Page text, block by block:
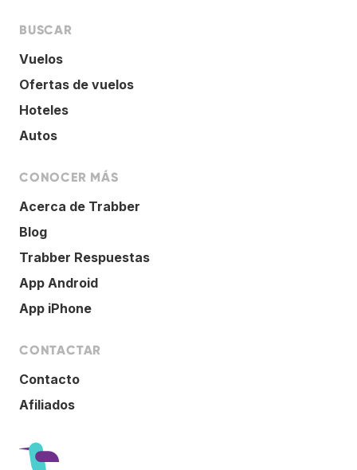
BUSCAR
Vuelos
Ofertas de vuelos
Hoteles
Autos
CONOCER MÁS
Acerca de Trabber
Blog
Trabber Respuestas
App Android
App iPhone
CONTACTAR
Contacto
Afiliados